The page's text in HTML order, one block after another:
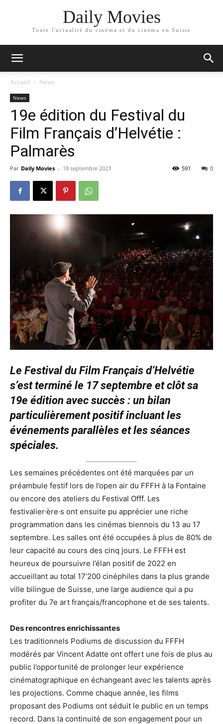
Daily Movies
Toute l'actualité du cinéma et du cinéma en Suisse
Accueil News
News
19e édition du Festival du
Film Français d’Helvétie :
Palmarès
Par Daily Movies - 18 septembre 2023 0
591
Le Festival du Film Français d’Helvétie
s’est terminé le 17 septembre et clôt sa
19e édition avec succès : un bilan
particulièrement positif incluant les
événements parallèles et les séances
spéciales.
Les semaines précédentes ont été marquées par un
préambule festif lors de l’open air du FFFH à la Fontaine
ou encore des ateliers du Festival Offf. Les
festivalier·ère·s ont ensuite pu apprécier une riche
programmation dans les cinémas biennois du 13 au 17
septembre. Les salles ont été occupées à plus de 80% de
leur capacité au cours des cinq jours. Le FFFH est
heureux de poursuivre l’élan positif de 2022 en
accueillant au total 17’200 cinéphiles dans la plus grande
ville bilingue de Suisse, une large audience qui a pu
profiter du 7e art français/francophone et de ses talents.
Des rencontres enrichissantes
Les traditionnels Podiums de discussion du FFFH
modérés par Vincent Adatte ont offert une fois de plus au
public l’opportunité de prolonger leur expérience
cinématographique en échangeant avec les talents après
les projections. Comme chaque année, les films
proposant des Podiums ont séduit le public en un temps
record. Dans la continuité de son engagement pour un